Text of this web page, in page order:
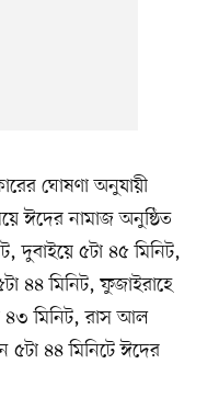
ঘোষণা অনুযায়ী
ঈদের নামাজ অনুষ্ঠিত
দুবাইয়ে ৫টা ৪৫ মিনিট,
৪৪ মিনিট, ফুজাইরাহে
৪৩ মিনিট, রাস আল
৪৪ মিনিটে ঈদের